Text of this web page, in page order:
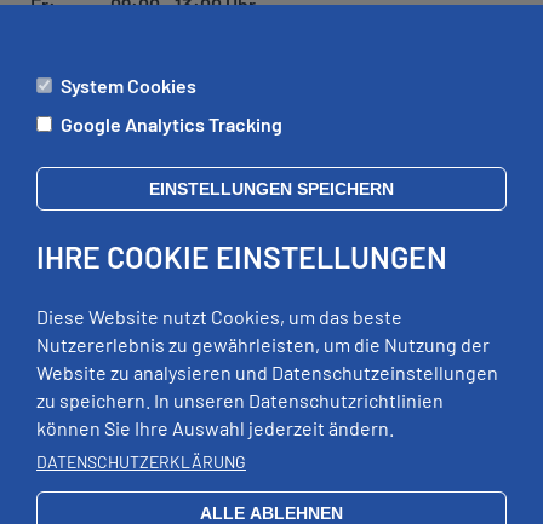
ÄMTER
Di:
09:00 - 12:00 Uhr, 13:00 - 18:00 Uhr
Mi:
geschlossen
Fr:
09:00 - 12:00 Uhr
RECHTLICHES
Impressum
Datenschutz
Erklärung zur Barrierefreiheit
System Cookies
Google Analytics Tracking
EINSTELLUNGEN SPEICHERN
IHRE COOKIE EINSTELLUNGEN
Diese Website nutzt Cookies, um das beste
Nutzererlebnis zu gewährleisten, um die Nutzung der
Website zu analysieren und Datenschutzeinstellungen
zu speichern. In unseren Datenschutzrichtlinien
können Sie Ihre Auswahl jederzeit ändern.
DATENSCHUTZERKLÄRUNG
ALLE ABLEHNEN